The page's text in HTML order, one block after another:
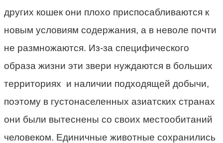
других кошек они плохо приспосабливаются к
новым условиям содержания, а в неволе почти
не размножаются. Из-за специфического
образа жизни эти звери нуждаются в больших
территориях и наличии подходящей добычи,
поэтому в густонаселенных азиатских странах
они были вытеснены со своих местообитаний
человеком. Единичные животные сохранились